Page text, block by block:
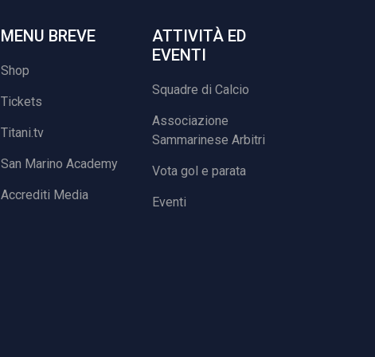
MENU BREVE
Shop
Tickets
Titani.tv
San Marino Academy
Accrediti Media
ATTIVITÀ ED
EVENTI
Squadre di Calcio
Associazione
Sammarinese Arbitri
Vota gol e parata
Eventi